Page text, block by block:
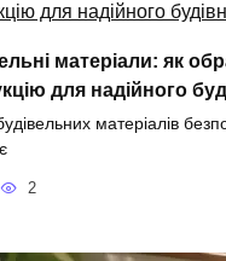
матеріали: як
для надійного
матеріалів
2